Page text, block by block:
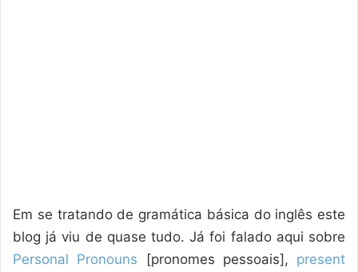
Em se tratando de gramática básica do inglês este
blog já viu de quase tudo. Já foi falado aqui sobre
Personal Pronouns [pronomes pessoais], present